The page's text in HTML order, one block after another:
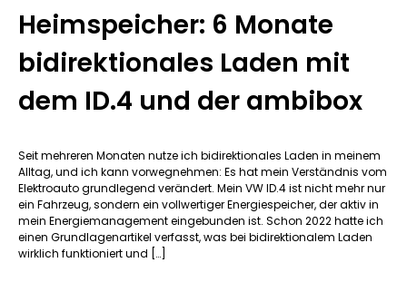
Heimspeicher: 6 Monate
bidirektionales Laden mit
dem ID.4 und der ambibox
Seit mehreren Monaten nutze ich bidirektionales Laden in meinem
Alltag, und ich kann vorwegnehmen: Es hat mein Verständnis vom
Elektroauto grundlegend verändert. Mein VW ID.4 ist nicht mehr nur
ein Fahrzeug, sondern ein vollwertiger Energiespeicher, der aktiv in
mein Energiemanagement eingebunden ist. Schon 2022 hatte ich
einen Grundlagenartikel verfasst, was bei bidirektionalem Laden
wirklich funktioniert und […]